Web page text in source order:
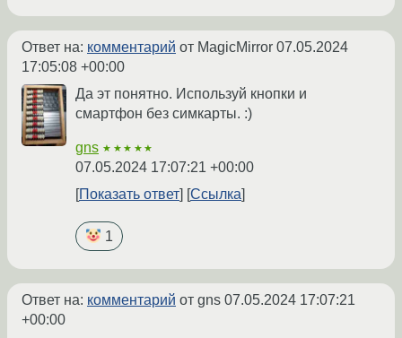
Ответ на: комментарий от MagicMirror 07.05.2024
17:05:08 +00:00
Да эт понятно. Используй кнопки и
смартфон без симкарты. :)
gns ★★★★★
07.05.2024 17:07:21 +00:00
Показать ответ
Ссылка
1
Ответ на: комментарий от gns 07.05.2024 17:07:21
+00:00